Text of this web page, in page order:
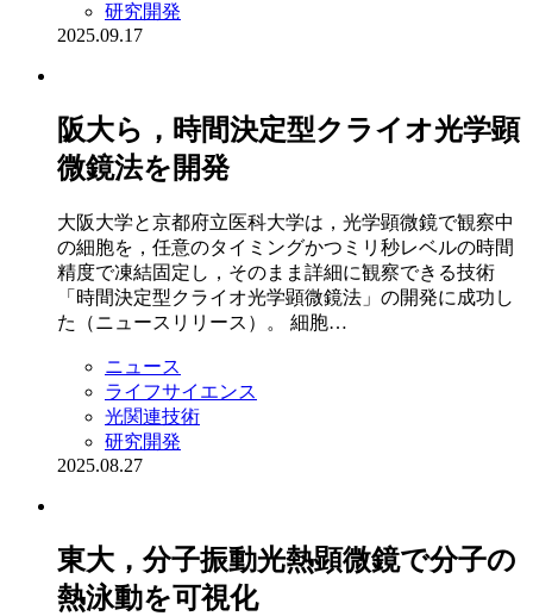
研究開発
2025.09.17
阪大ら，時間決定型クライオ光学顕
微鏡法を開発
大阪大学と京都府立医科大学は，光学顕微鏡で観察中
の細胞を，任意のタイミングかつミリ秒レベルの時間
精度で凍結固定し，そのまま詳細に観察できる技術
「時間決定型クライオ光学顕微鏡法」の開発に成功し
た（ニュースリリース）。 細胞…
ニュース
ライフサイエンス
光関連技術
研究開発
2025.08.27
東大，分子振動光熱顕微鏡で分子の
熱泳動を可視化